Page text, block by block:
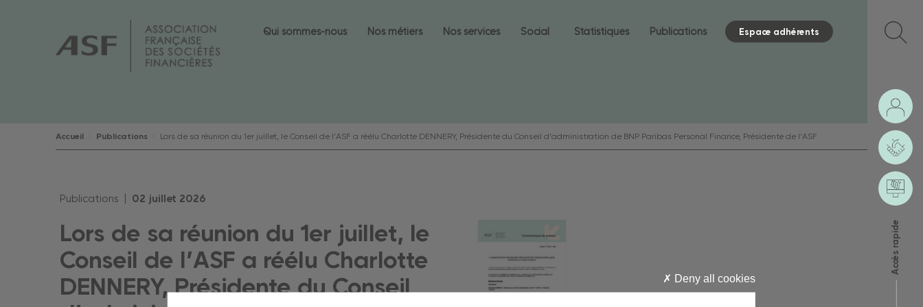
Qui sommes-nous Nos métiers Nos services Social Statistiques Publications Espace adhérents
Accès rapide
Accueil Publications Lors de sa réunion du 1er juillet, le Conseil de l’ASF a réélu Charlotte DENNERY, Présidente du Conseil d’administration de BNP Paribas Personal Finance, Présidente de l’ASF
Publications | 02 juillet 2026
Lors de sa réunion du 1er juillet, le
Conseil de l’ASF a réélu Charlotte
DENNERY, Présidente du Conseil
Deny all cookies